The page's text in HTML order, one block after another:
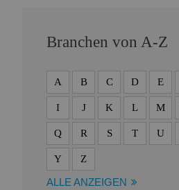
Branchen von A-Z
A B C D E
I J K L M
Q R S T U
Y Z
ALLE ANZEIGEN